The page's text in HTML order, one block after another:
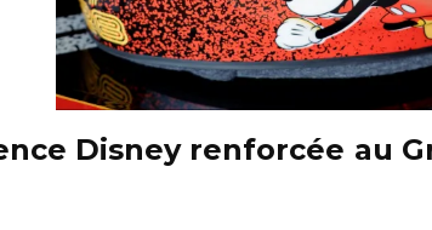
Disney renforcée au